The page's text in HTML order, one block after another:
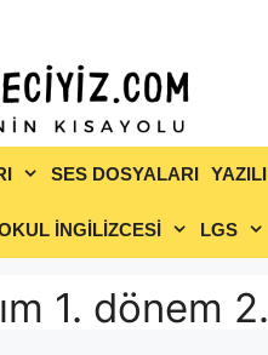
SES DOSYALARI
İNGİLİZCESİ LGS
1. dönem